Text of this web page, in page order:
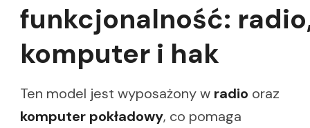
funkcjonalność:
komputer i hak
Ten model jest wyposażony w radio oraz
komputer pokładowy, co pomaga